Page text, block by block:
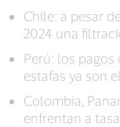
Chile: a pesar
2024 una
Perú: los
estafas ya son
Colombia,
enfrentan a